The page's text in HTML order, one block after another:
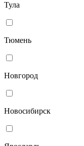
Тула
Тюмень
Новгород
Новосибирск